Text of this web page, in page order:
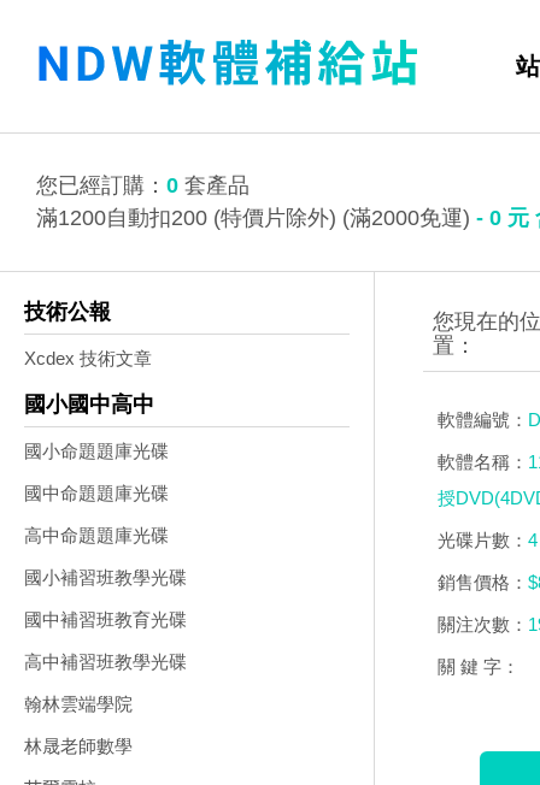
您已經訂購： 0 套產品
滿1200自動扣200 (特價片除外) (滿2000免運) - 0 元
技術公報
Xcdex 技術文章
國小國中高中
國小命題題庫光碟
國中命題題庫光碟
高中命題題庫光碟
國小補習班教學光碟
國中補習班教育光碟
高中補習班教學光碟
翰林雲端學院
林晟老師數學
軟體編號：
軟體名稱：
授
光碟片數： 4
銷售價格：
關注次數：
關 鍵 字：